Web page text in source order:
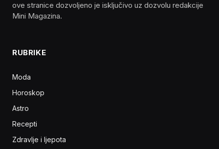
ove stranice dozvoljeno je isključivo uz dozvolu redakcije
Mini Magazina.
RUBRIKE
Moda
Horoskop
Astro
Recepti
Zdravlje i ljepota